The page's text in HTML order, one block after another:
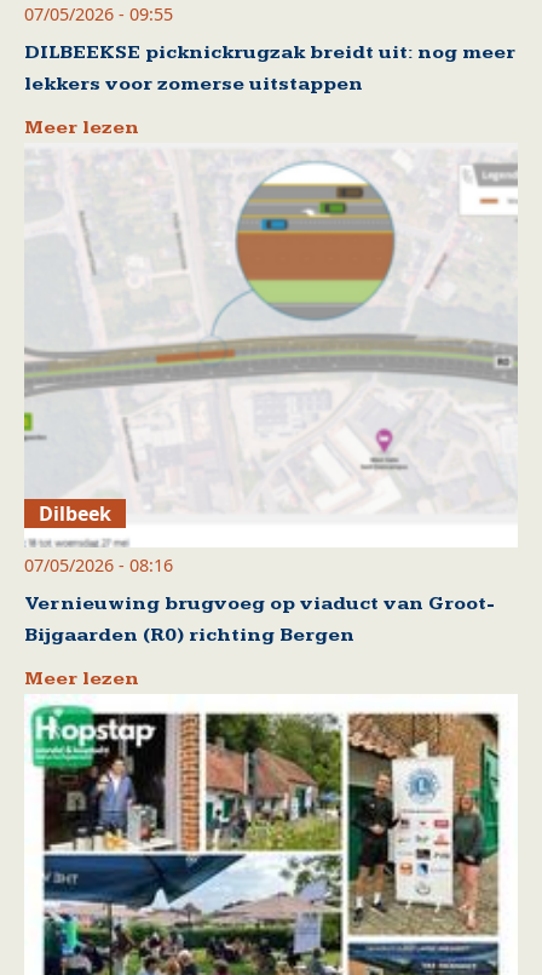
07/05/2026 - 09:55
DILBEEKSE picknickrugzak breidt uit: nog meer
lekkers voor zomerse uitstappen
Meer lezen
Dilbeek
07/05/2026 - 08:16
Vernieuwing brugvoeg op viaduct van Groot-
Bijgaarden (R0) richting Bergen
Meer lezen